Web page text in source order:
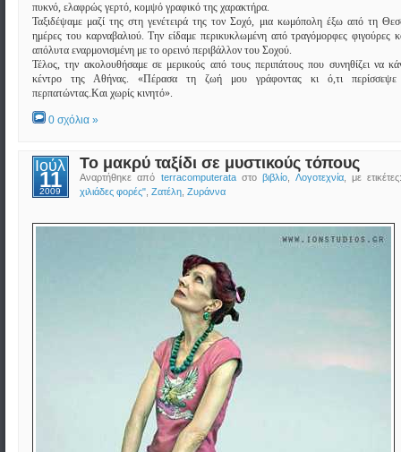
πυκνό, ελαφρώς γερτό, κομψό γραφικό της χαρακτήρα.
Ταξιδέψαμε μαζί της στη γενέτειρά της τον Σοχό, μια κωμόπολη έξω από τη
ημέρες του καρναβαλιού. Την είδαμε περικυκλωμένη από τραγόμορφες φιγούρες
απόλυτα εναρμονισμένη με το ορεινό περιβάλλον του Σοχού.
Τέλος, την ακολουθήσαμε σε μερικούς από τους περιπάτους που συνηθίζει να
κέντρο της Αθήνας. «Πέρασα τη ζωή μου γράφοντας κι ό,τι
περπατώντας.Και χωρίς κινητό».
0 σχόλια »
Ιούλ
11
2009
Το μακρύ ταξίδι σε μυστικούς τόπους
Αναρτήθηκε από terracomputerataστοβιβλίο Λογοτεχνία, με
χιλιάδες φορές", Ζατέλη, Ζυράννα